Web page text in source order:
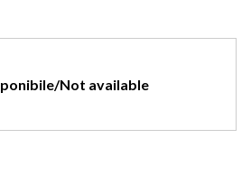
Not available